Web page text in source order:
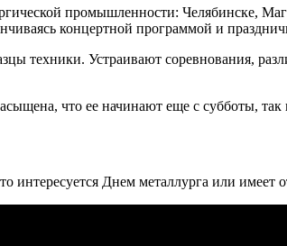
промышленности: Челябинске,
концертной программой и
техники. Устраивают соревнования,
что ее начинают еще с субботы,
интересуется Днем металлурга или